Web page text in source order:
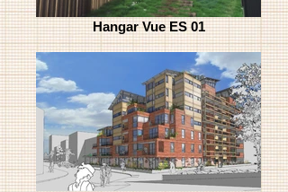
Hangar Vue ES 01